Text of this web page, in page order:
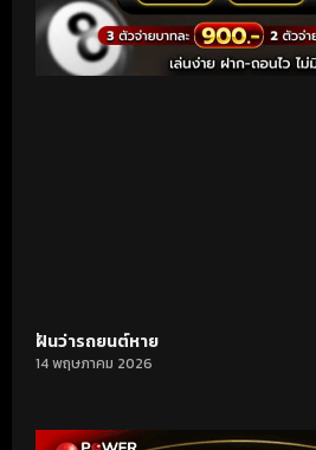
ฝันว่ารถยนต์หาย
14 พฤษภาคม 2026